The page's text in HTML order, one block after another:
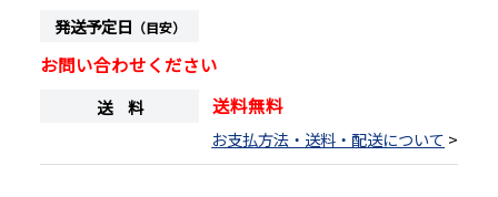
発送予定日 （目安）
お問い合わせください
送 料 送料無料
お支払方法・送料・配送について >